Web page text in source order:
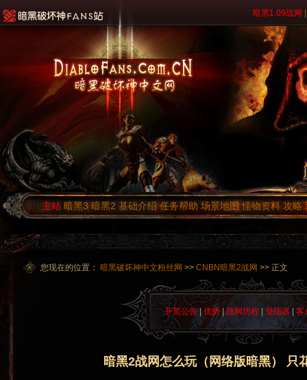
暗黑1.09战网
主站 暗黑3 暗黑2 基础介绍 任务帮助 场景地图 怪物资料 攻略
您现在的位置：暗黑破坏神中文粉丝网 >>CNBN暗黑2战网 >> 正文
开荒公告|优势|战网历程 |登陆器|客
暗黑2战网怎么玩（网络版暗黑） 只